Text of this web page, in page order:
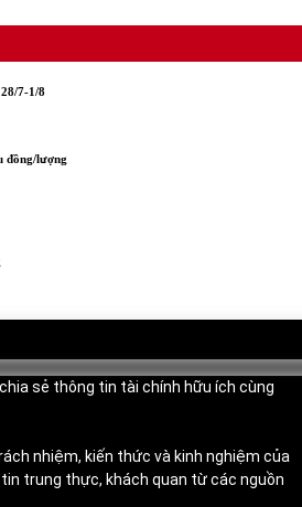
7-1/8
đồng/lượng
sẻ thông tin tài chính hữu ích cùng
nhiệm, kiến thức và kinh nghiệm của
trung thực, khách quan từ các nguồn